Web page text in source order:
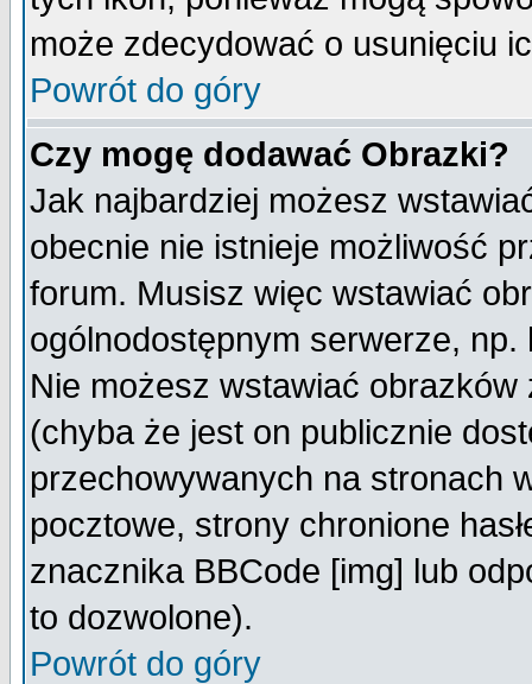
może zdecydować o usunięciu
Powrót do góry
Czy mogę dodawać Obrazki?
Jak najbardziej możesz
obecnie nie istnieje możliwość
forum. Musisz więc wstawiać
ogólnodostępnym serwerze,
Nie możesz wstawiać
(chyba że jest on publicznie
przechowywanych na stronach
pocztowe, strony chronione
znacznika BBCode [img] lub
to dozwolone).
Powrót do góry